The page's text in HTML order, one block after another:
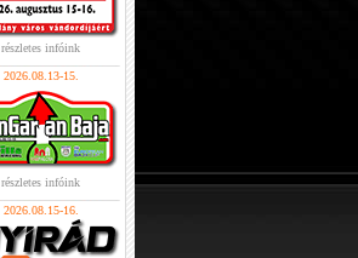
részletes infóink
2026.08.13-15.
részletes infóink
2026.08.15-16.